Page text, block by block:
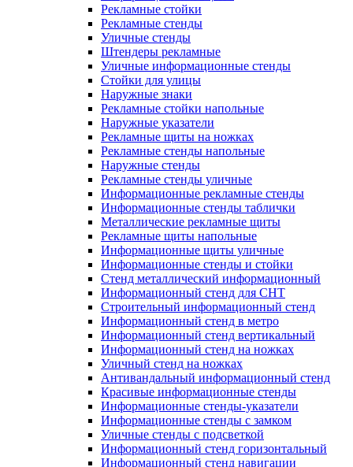
Рекламные стойки
Рекламные стенды
Уличные стенды
Штендеры рекламные
Уличные информационные стенды
Стойки для улицы
Наружные знаки
Рекламные стойки напольные
Наружные указатели
Рекламные щиты на ножках
Рекламные стенды напольные
Наружные стенды
Рекламные стенды уличные
Информационные рекламные стенды
Информационные стенды таблички
Металлические рекламные щиты
Рекламные щиты напольные
Информационные щиты уличные
Информационные стенды и стойки
Стенд металлический информационный
Информационный стенд для СНТ
Строительный информационный стенд
Информационный стенд в метро
Информационный стенд вертикальный
Информационный стенд на ножках
Уличный стенд на ножках
Антивандальный информационный стенд
Красивые информационные стенды
Информационные стенды-указатели
Информационные стенды с замком
Уличные стенды с подсветкой
Информационный стенд горизонтальный
Информационный стенд навигации